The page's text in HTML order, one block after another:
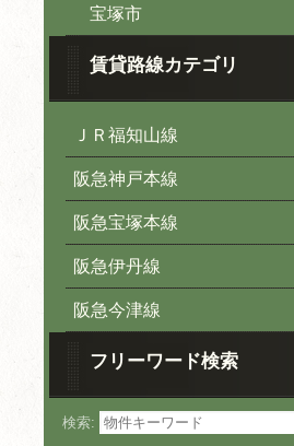
宝塚市
賃貸路線カテゴリ
ＪＲ福知山線
阪急神戸本線
阪急宝塚本線
阪急伊丹線
阪急今津線
フリーワード検索
検索: